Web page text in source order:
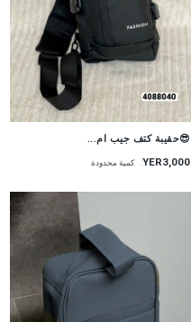
😎حقيبة كتف جيب ام...
YER3,000 كمية محدودة